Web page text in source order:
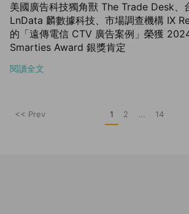
美國廣告科技獨角獸 The Trade Desk、
LnData 麟數據科技、市場調查機構 IX
的「遠傳電信 CTV 廣告案例」榮獲
Smarties Award 銀獎肯定
閱讀全文
<< Prev 1 2 ... 14